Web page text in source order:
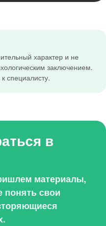
характер и не
заключением.
специалисту.
в
материалы,
понять свои